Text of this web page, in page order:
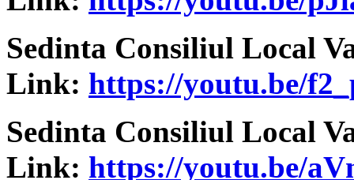
Sedinta Consiliul Local
Link: https://youtu.be/
Sedinta Consiliul Local
Link: https://youtu.be/